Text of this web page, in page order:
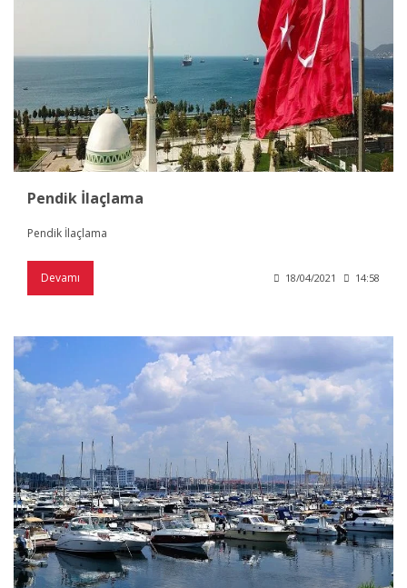
Pendik İlaçlama
Pendik İlaçlama
Devamı 18/04/2021 14:58